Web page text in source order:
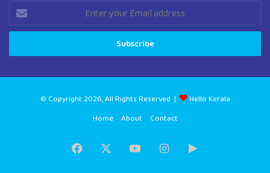
Enter
your
Email
© Copyright 2026, All Rights Reserved |
Hello Kerala
Home
About Contact
Facebook YouTubeInstagramGoogle